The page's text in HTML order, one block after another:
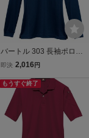
バートル 303 長袖ポロシ
ャツ ドライメッシュ ネイ
速乾 作業服 作業着
即決 2,016 円
もうすぐ終了